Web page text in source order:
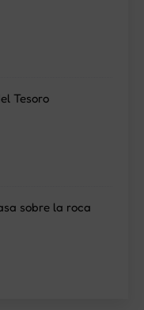
Tesoro
sobre la roca